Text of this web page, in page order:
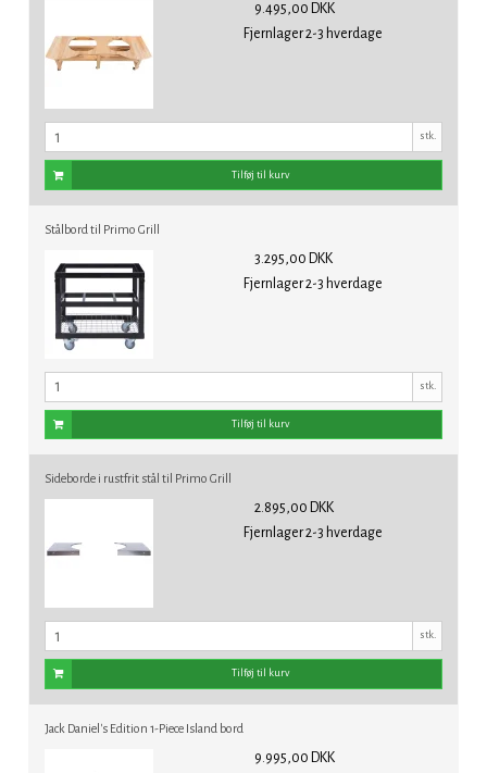
9.495,00 DKK
Fjernlager 2-3 hverdage
stk.
Tilføj til kurv
Stålbord til Primo Grill
3.295,00 DKK
Fjernlager 2-3 hverdage
stk.
Tilføj til kurv
Sideborde i rustfrit stål til Primo Grill
2.895,00 DKK
Fjernlager 2-3 hverdage
stk.
Tilføj til kurv
Jack Daniel's Edition 1-Piece Island bord
9.995,00 DKK